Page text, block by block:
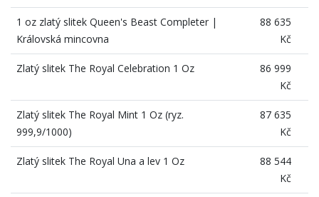
1 oz zlatý slitek Queen's Beast Completer |
Královská mincovna
88 635
Kč
Zlatý slitek The Royal Celebration 1 Oz
86 999
Kč
Zlatý slitek The Royal Mint 1 Oz (ryz.
999,9/1000)
87 635
Kč
Zlatý slitek The Royal Una a lev 1 Oz
88 544
Kč